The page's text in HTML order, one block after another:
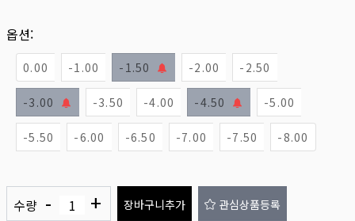
옵션:
0.00 -1.00 -1.50 -2.00 -2.50
-3.00 -3.50 -4.00 -4.50 -5.00
-5.50 -6.00 -6.50 -7.00 -7.50 -8.00
수량 - + 장바구니추가 관심상품등록